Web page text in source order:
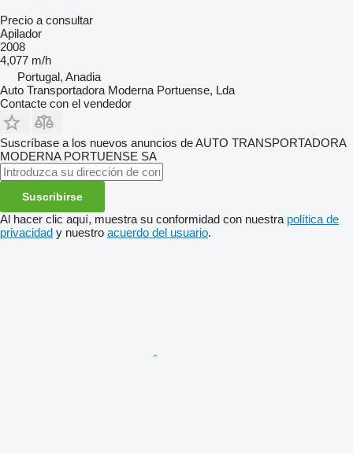
Precio a consultar
Apilador
2008
4,077 m/h
Portugal, Anadia
Auto Transportadora Moderna Portuense, Lda
Contacte con el vendedor
Suscríbase a los nuevos anuncios de AUTO TRANSPORTADORA
MODERNA PORTUENSE SA
Suscribirse
Al hacer clic aquí, muestra su conformidad con nuestra política de
privacidad y nuestro acuerdo del usuario.